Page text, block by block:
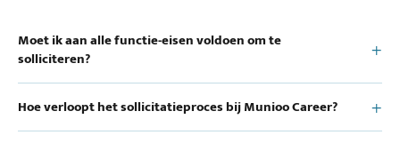
Moet ik aan alle functie-eisen voldoen om te
solliciteren?
Hoe verloopt het sollicitatieproces bij Munioo Career?